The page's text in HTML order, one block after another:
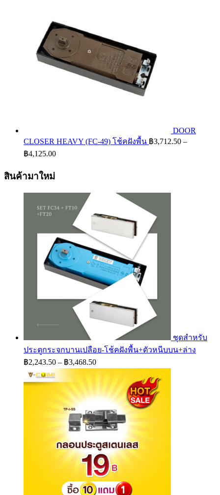
DOOR
CLOSER HEAVY (FC-49) โช้คฝังพื้น ฿3,712.50 –
฿4,125.00Price
฿4,125.00
สินค้ามาใหม่
ชุดสำหรับ
ประตูกระจกบานเปลือย-โช้คฝังพื้น+ตัวหนีบบน+ล่าง
฿2,243.50 – ฿3,468.50Price
range:
฿2,243.50
through
฿3,468.50